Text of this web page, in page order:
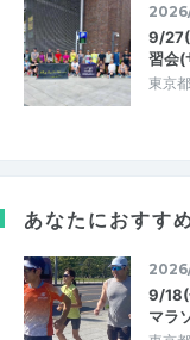
9/27(
習会(
東京
あなたにおすす
9/18(
マラ